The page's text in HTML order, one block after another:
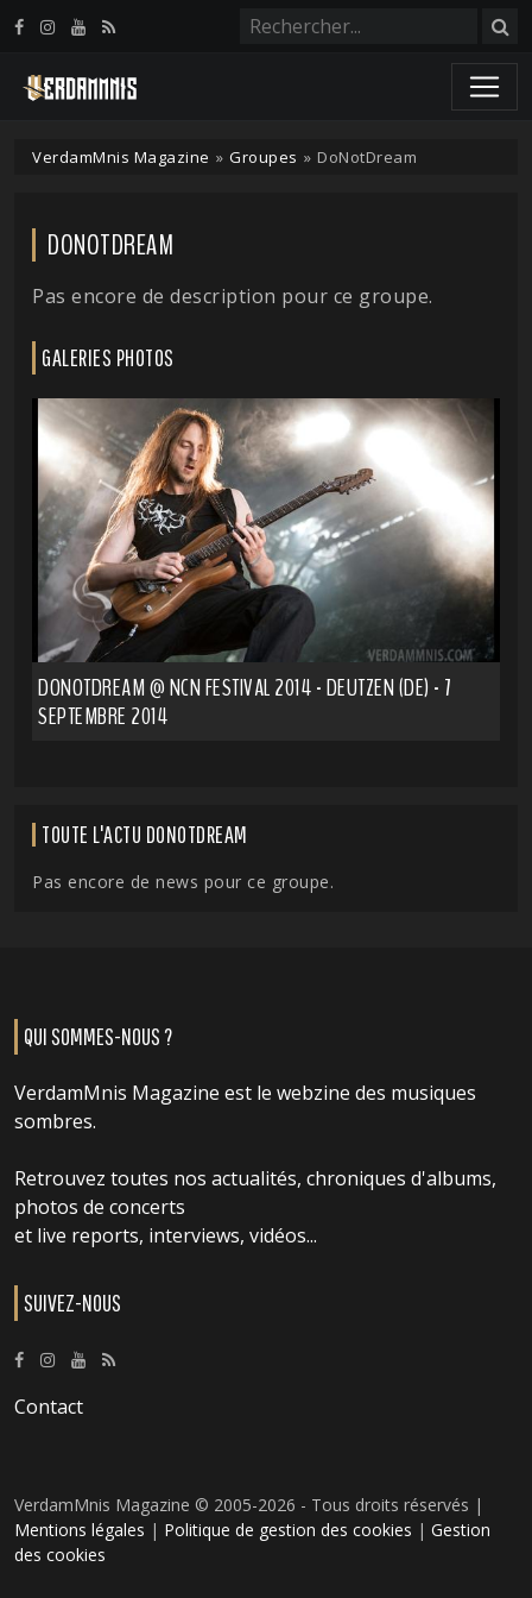
VerdamMnis Magazine » Groupes » DoNotDream
DONOTDREAM
Pas encore de description pour ce groupe.
GALERIES PHOTOS
DONOTDREAM @ NCN FESTIVAL 2014 - DEUTZEN (DE) - 7
SEPTEMBRE 2014
TOUTE L'ACTU DONOTDREAM
Pas encore de news pour ce groupe.
QUI SOMMES-NOUS ?
VerdamMnis Magazine est le webzine des musiques
sombres.
Retrouvez toutes nos actualités, chroniques d'albums,
photos de concerts
et live reports, interviews, vidéos...
SUIVEZ-NOUS
Contact
VerdamMnis Magazine © 2005-2026 - Tous droits réservés |
Mentions légales | Politique de gestion des cookies | Gestion
des cookies
Panneau de gestion des cookies